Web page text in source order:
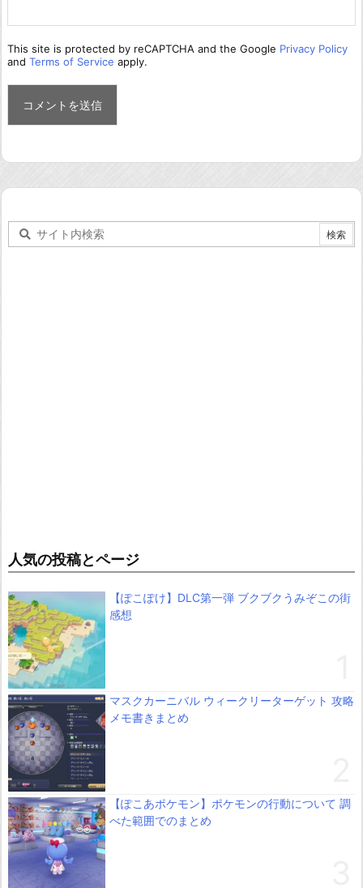
This site is protected by reCAPTCHA and the Google Privacy Policy
and Terms of Service apply.
人気の投稿とページ
【ぽこぽけ】DLC第一弾 ブクブクうみぞこの街
感想
マスクカーニバル ウィークリーターゲット 攻略
メモ書きまとめ
【ぽこあポケモン】ポケモンの行動について 調
べた範囲でのまとめ